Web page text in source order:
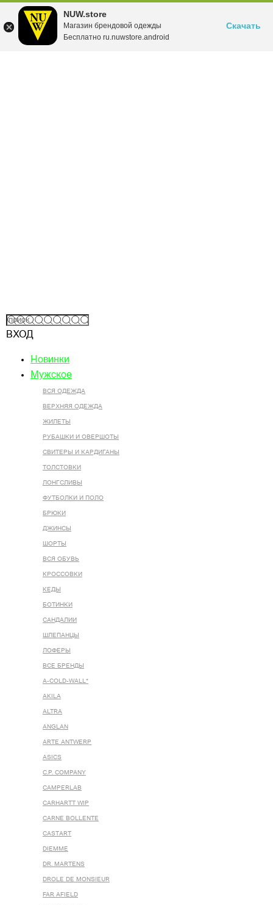
NUW.store
Магазин брендовой одежды
Бесплатно ru.nuwstore.android
Скачать
ВХОД
Новинки
Мужское
ВСЯ ОДЕЖДА
ВЕРХНЯЯ ОДЕЖДА
ЖИЛЕТЫ
РУБАШКИ И ОВЕРШОТЫ
СВИТЕРЫ И КАРДИГАНЫ
ТОЛСТОВКИ
ЛОНГСЛИВЫ
ФУТБОЛКИ И ПОЛО
БРЮКИ
ДЖИНСЫ
ШОРТЫ
ВСЯ ОБУВЬ
КРОССОВКИ
КЕДЫ
БОТИНКИ
САНДАЛИИ
ШЛЕПАНЦЫ
ЛОФЕРЫ
ВСЕ БРЕНДЫ
A-COLD-WALL*
AKILA
ALTRA
ANGLAN
ARTE ANTWERP
ASICS
C.P. COMPANY
CAMPERLAB
CARHARTT WIP
CARNE BOLLENTE
CASTART
DIEMME
DR. MARTENS
DROLE DE MONSIEUR
FAR AFIELD